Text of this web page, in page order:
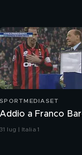
SPORTMEDIASET
Addio a Franco
31 lug | Italia 1